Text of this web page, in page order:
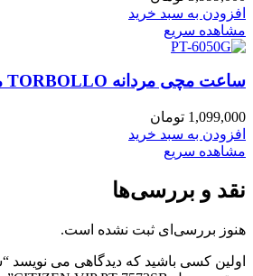
افزودن به سبد خرید
مشاهده سریع
ساعت مچی مردانه TORBOLLO مدل PT-6050G
1,099,000 تومان
افزودن به سبد خرید
مشاهده سریع
نقد و بررسی‌ها
هنوز بررسی‌ای ثبت نشده است.
اولین کسی باشید که دیدگاهی می